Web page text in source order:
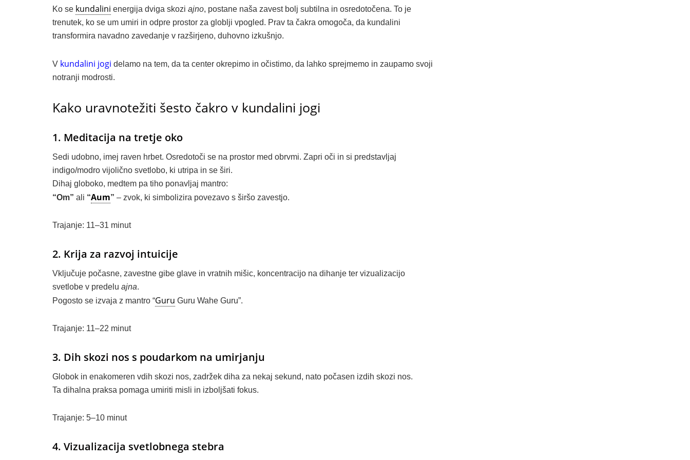
Ko se kundalini energija dviga skozi ajno, postane naša zavest bolj subtilna in osredotočena. To je
trenutek, ko se um umiri in odpre prostor za globlji vpogled. Prav ta čakra omogoča, da kundalini
transformira navadno zavedanje v razširjeno, duhovno izkušnjo.
V kundalini jogi delamo na tem, da ta center okrepimo in očistimo, da lahko sprejmemo in zaupamo svoji
notranji modrosti.
Kako uravnotežiti šesto čakro v kundalini jogi
1. Meditacija na tretje oko
Sedi udobno, imej raven hrbet. Osredotoči se na prostor med obrvmi. Zapri oči in si predstavljaj
indigo/modro vijolično svetlobo, ki utripa in se širi.
Dihaj globoko, medtem pa tiho ponavljaj mantro:
“Om” ali “Aum” – zvok, ki simbolizira povezavo s širšo zavestjo.
Trajanje: 11–31 minut
2. Krija za razvoj intuicije
Vključuje počasne, zavestne gibe glave in vratnih mišic, koncentracijo na dihanje ter vizualizacijo
svetlobe v predelu ajna.
Pogosto se izvaja z mantro “Guru Guru Wahe Guru”.
Trajanje: 11–22 minut
3. Dih skozi nos s poudarkom na umirjanju
Globok in enakomeren vdih skozi nos, zadržek diha za nekaj sekund, nato počasen izdih skozi nos.
Ta dihalna praksa pomaga umiriti misli in izboljšati fokus.
Trajanje: 5–10 minut
4. Vizualizacija svetlobnega stebra